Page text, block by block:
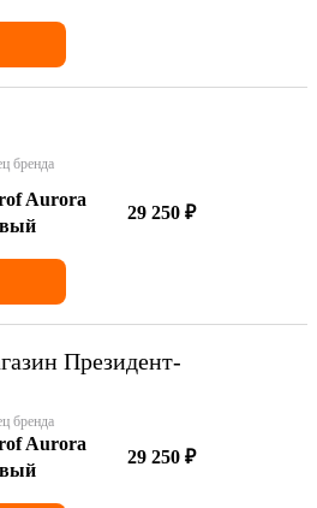
бренда
Aurora
29 250 ₽
Президент-
бренда
Aurora
29 250 ₽